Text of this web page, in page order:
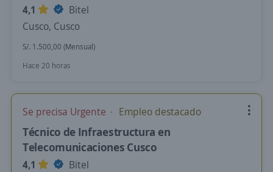
4,1
Bitel
Cusco, Cusco
S/. 1.500,00 (Mensual)
Hace 20 horas
Se precisa Urgente Empleo destacado
Técnico de Infraestructura en
Telecomunicaciones Cusco
4,1
Bitel